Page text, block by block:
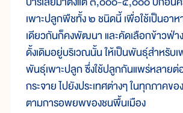
เพาะปลูกพืชทั้ง ๒ ชนิดนี้ เพื่อใช้เป็นอาห
เดียวกันก็คงพัฒนา และคัดเลือกข้าวฟ่า
ดั้งเดิมอยู่บริเวณนั้น ให้เป็นพันธุ์สำหรับ
พันธุ์เพาะปลูก ซึ่งใช้ปลูกกันแพร่หลายต่
กระจาย ไปยังประเทศต่างๆ ในทุกภาคข
ตามการอพยพของชนพื้นเมือง